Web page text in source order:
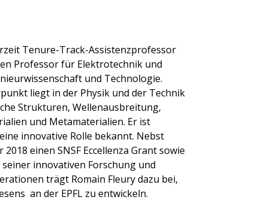
Tenure-Track-Assistenzprofessor
Professor für Elektrotechnik und
und Technologie.
liegt in der Physik und der Technik
Strukturen, Wellenausbreitung,
und Metamaterialien. Er ist
innovative Rolle bekannt. Nebst
einen SNSF Eccellenza Grant sowie
innovativen Forschung und
trägt Romain Fleury dazu bei,
an der EPFL zu entwickeln.